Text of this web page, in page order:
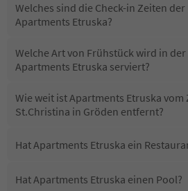
Welches sind die Check-in Zeiten
Apartments Etruska?
Welche Art von Frühstück wird in
Apartments Etruska serviert?
Wie weit ist Apartments Etruska vom
St.Christina in Gröden entfernt?
Hat Apartments Etruska ein
Hat Apartments Etruska einen Pool?